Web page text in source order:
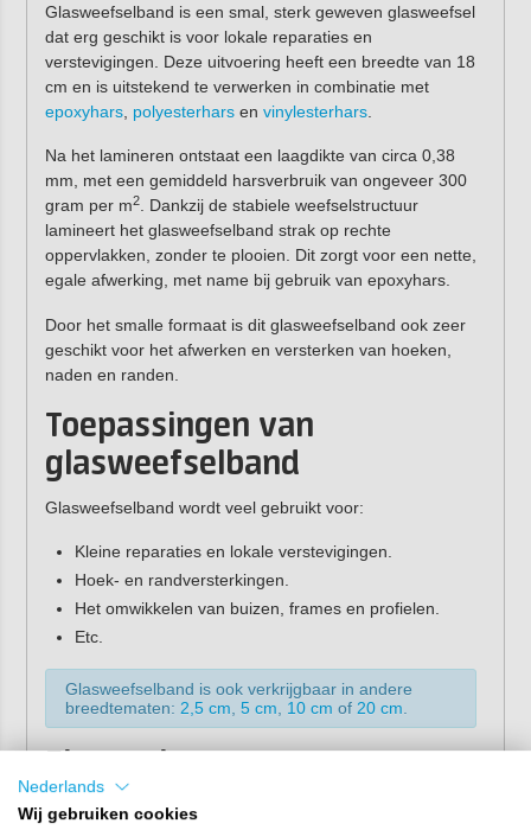
Glasweefselband is een smal, sterk geweven glasweefsel
dat erg geschikt is voor lokale reparaties en
verstevigingen. Deze uitvoering heeft een breedte van 18
cm en is uitstekend te verwerken in combinatie met
epoxyhars, polyesterharsen vinylesterhars.
Na het lamineren ontstaat een laagdikte van circa 0,38
mm, met een gemiddeld harsverbruik van ongeveer 300
gram per m2. Dankzij de stabiele weefselstructuur
lamineert het glasweefselband strak op rechte
oppervlakken, zonder te plooien. Dit zorgt voor een nette,
egale afwerking, met name bij gebruik van epoxyhars.
Door het smalle formaat is dit glasweefselband ook zeer
geschikt voor het afwerken en versterken van hoeken,
naden en randen.
Toepassingen van
glasweefselband
Glasweefselband wordt veel gebruikt voor:
Kleine reparaties en lokale verstevigingen.
Hoek- en randversterkingen.
Het omwikkelen van buizen, frames en profielen.
Etc.
Glasweefselband is ook verkrijgbaar in andere
breedtematen: 2,5 cm 5 cm 10 cm of 20 cm
Eigenschappen
Gewicht:210 gr/m
Nederlands
Wij gebruiken cookies